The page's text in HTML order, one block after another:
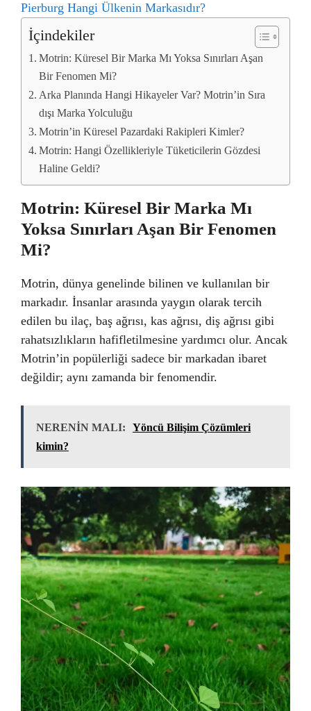
Pierburg Hangi Ülkenin Markasıdır?
İçindekiler
Motrin: Küresel Bir Marka Mı Yoksa Sınırları Aşan
Bir Fenomen Mi?
Arka Planında Hangi Hikayeler Var? Motrin’in Sıra
dışı Marka Yolculuğu
Motrin’in Küresel Pazardaki Rakipleri Kimler?
Motrin: Hangi Özellikleriyle Tüketicilerin Gözdesi
Haline Geldi?
Motrin: Küresel Bir Marka Mı
Yoksa Sınırları Aşan Bir Fenomen
Mi?
Motrin, dünya genelinde bilinen ve kullanılan bir
markadır. İnsanlar arasında yaygın olarak tercih
edilen bu ilaç, baş ağrısı, kas ağrısı, diş ağrısı gibi
rahatsızlıkların hafifletilmesine yardımcı olur. Ancak
Motrin’in popülerliği sadece bir markadan ibaret
değildir; aynı zamanda bir fenomendir.
NERENİN MALI:
Yöncü Bilişim Çözümleri
kimin?